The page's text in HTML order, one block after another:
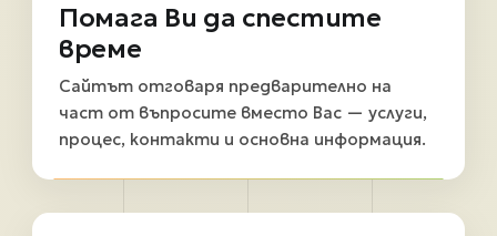
Помага Ви да спестите
време
Сайтът отговаря предварително на
част от въпросите вместо Вас — услуги,
процес, контакти и основна информация.